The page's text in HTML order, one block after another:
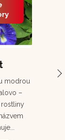
modrou
–